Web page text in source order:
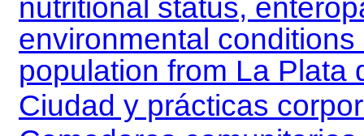
nutritional status,
environmental
population from La Plata
Ciudad y prácticas